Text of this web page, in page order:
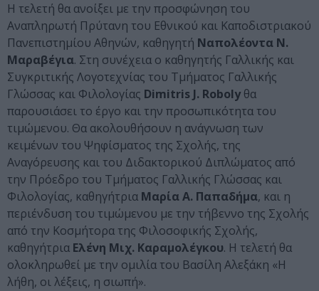
Η τελετή θα ανοίξει με την προσφώνηση του
Αναπληρωτή Πρύτανη του Εθνικού και Καποδιστριακού
Πανεπιστημίου Αθηνών, καθηγητή Ναπολέοντα Ν.
Μαραβέγια. Στη συνέχεια ο καθηγητής Γαλλικής και
Συγκριτικής Λογοτεχνίας του Τμήματος Γαλλικής
Γλώσσας και Φιλολογίας Dimitris J. Roboly θα
παρουσιάσει το έργο και την προσωπικότητα του
τιμώμενου. Θα ακολουθήσουν η ανάγνωση των
κειμένων του Ψηφίσματος της Σχολής, της
Αναγόρευσης και του Διδακτορικού Διπλώματος από
την Πρόεδρο του Τμήματος Γαλλικής Γλώσσας και
Φιλολογίας, καθηγήτρια Μαρία Α. Παπαδήμα, και η
περιένδυση του τιμώμενου με την τήβεννο της Σχολής
από την Κοσμήτορα της Φιλοσοφικής Σχολής,
καθηγήτρια Ελένη Μιχ. Καραμολέγκου. Η τελετή θα
ολοκληρωθεί με την ομιλία του Βασίλη Αλεξάκη «Η
λήθη, οι λέξεις, η σιωπή».